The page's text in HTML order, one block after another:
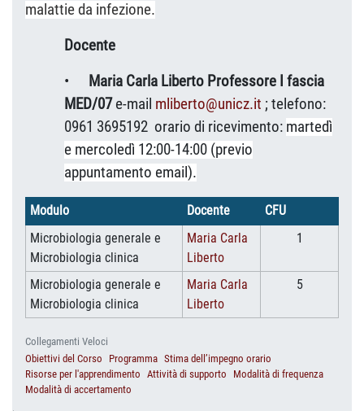
malattie da infezione.
Docente
•
Maria Carla Liberto Professore I fascia
MED/07 e-mail mliberto@unicz.it ; telefono:
0961 3695192 orario di ricevimento: martedì
e mercoledì 12:00-14:00 (previo
appuntamento email).
Modulo Docente
CFU
Microbiologia generale e
Microbiologia clinica
Maria Carla
Liberto
1
Microbiologia generale e
Microbiologia clinica
Maria Carla
Liberto
5
Collegamenti Veloci
Obiettivi del Corso
Programma Stima dell’impegno orario
Risorse per l'apprendimento Attività di supporto
Modalità di frequenza
Modalità di accertamento